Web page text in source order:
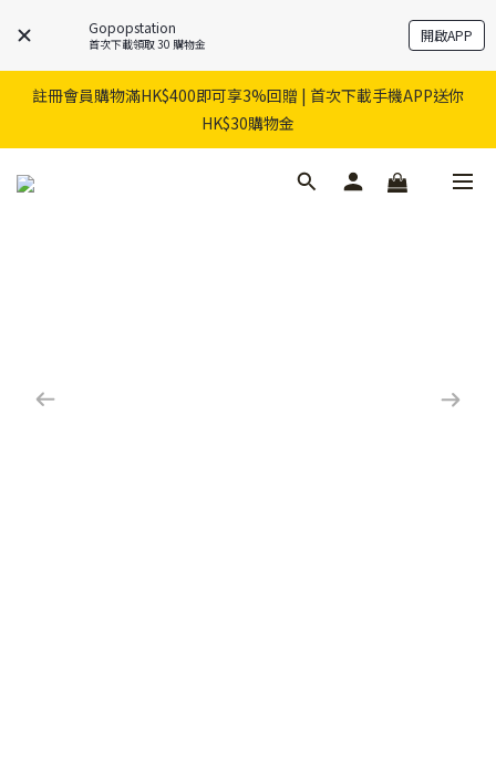
Gopopstation
首次下載領取 30 購物金 開啟APP
註冊會員購物滿HK$400即可享3%回贈 | 首次下載手機APP送你
HK$30購物金